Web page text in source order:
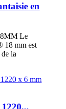
en
Le
18 mm est
la